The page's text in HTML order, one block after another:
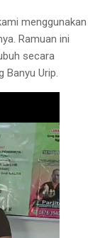
menggunakan
Ramuan ini
secara
Banyu Urip.